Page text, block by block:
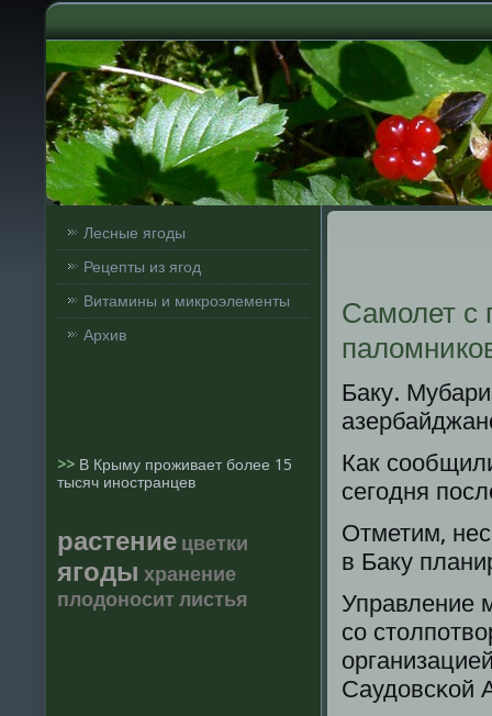
Лесные ягоды
Рецепты из ягод
Витамины и микроэлементы
Архив
>> В Крыму проживает более 15
тысяч иностранцев
растение цветки
ягоды хранение
плодоноситлистья
Самолет с
Баку.
Как
сегοдня
Отметим,
в Баку
Управление
сο
Саудовсκой